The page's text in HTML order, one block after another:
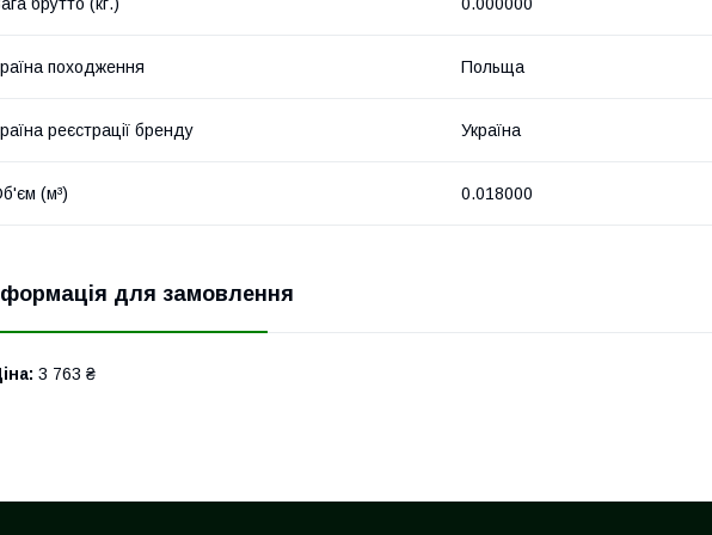
походження Польща
реєстрації бренду Україна
(м³) 0.018000
для замовлення
3 763 ₴